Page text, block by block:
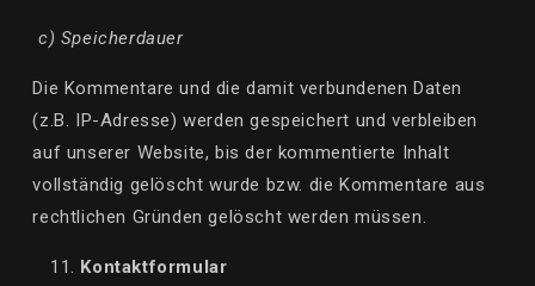
c) Speicherdauer
Die Kommentare und die damit verbundenen Daten
(z.B. IP-Adresse) werden gespeichert und verbleiben
auf unserer Website, bis der kommentierte Inhalt
vollständig gelöscht wurde bzw. die Kommentare aus
rechtlichen Gründen gelöscht werden müssen.
Kontaktformular